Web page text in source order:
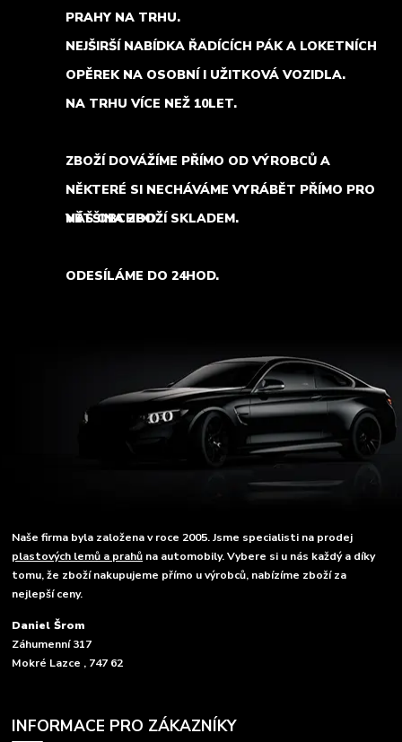
PRAHY NA TRHU.
NEJŠIRŠÍ NABÍDKA ŘADÍCÍCH PÁK A LOKETNÍCH
OPĚREK NA OSOBNÍ I UŽITKOVÁ VOZIDLA.
NA TRHU VÍCE NEŽ 10LET.
ZBOŽÍ DOVÁŽÍME PŘÍMO OD VÝROBCŮ A
NĚKTERÉ SI NECHÁVÁME VYRÁBĚT PŘÍMO PRO
NÁŠ OBCHOD.
VĚTŠINA ZBOŽÍ SKLADEM.
ODESÍLÁME DO 24HOD.
Naše firma byla založena v roce 2005. Jsme specialisti na prodej
plastových lemů a prahů na automobily. Vybere si u nás každý a díky
tomu, že zboží nakupujeme přímo u výrobců, nabízíme zboží za
nejlepší ceny.
Daniel Šrom
Záhumenní 317
Mokré Lazce , 747 62
INFORMACE PRO ZÁKAZNÍKY